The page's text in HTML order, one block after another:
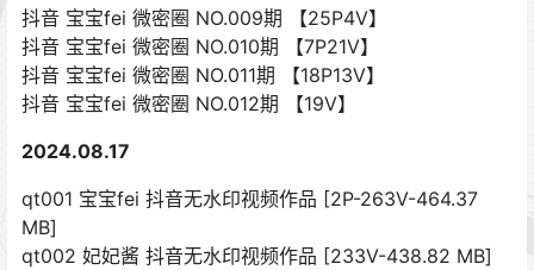
抖音 宝宝fei 微密圈 NO.009期 【25P4V】
抖音 宝宝fei 微密圈 NO.010期 【7P21V】
抖音 宝宝fei 微密圈 NO.011期 【18P13V】
抖音 宝宝fei 微密圈 NO.012期 【19V】
2024.08.17
qt001 宝宝fei 抖音无水印视频作品 [2P-263V-464.37
MB]
qt002 妃妃酱 抖音无水印视频作品 [233V-438.82 MB]